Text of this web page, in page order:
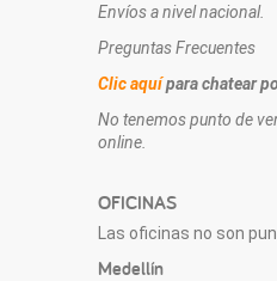
Envíos a nivel nacional.
Preguntas Frecuentes
Clic aquípara chatear
No tenemos punto de
online.
OFICINAS
Las oficinas no son
Medellín